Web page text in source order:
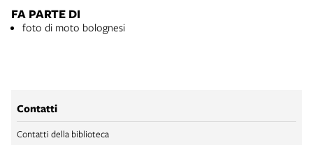
FA PARTE DI
foto di moto bolognesi
Contatti
Contatti della biblioteca